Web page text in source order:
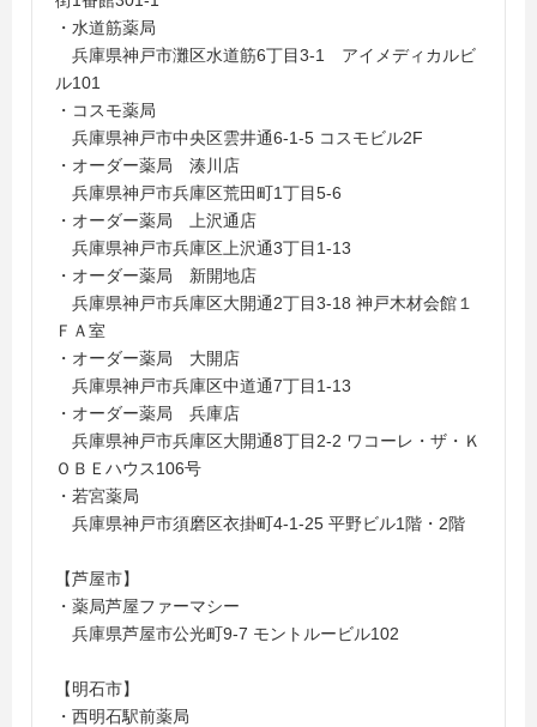
・水道筋薬局
兵庫県神戸市灘区水道筋6丁目3-1 アイメディカルビ
ル101
・コスモ薬局
兵庫県神戸市中央区雲井通6-1-5 コスモビル2F
・オーダー薬局 湊川店
兵庫県神戸市兵庫区荒田町1丁目5-6
・オーダー薬局 上沢通店
兵庫県神戸市兵庫区上沢通3丁目1-13
・オーダー薬局 新開地店
兵庫県神戸市兵庫区大開通2丁目3-18 神戸木材会館１
ＦＡ室
・オーダー薬局 大開店
兵庫県神戸市兵庫区中道通7丁目1-13
・オーダー薬局 兵庫店
兵庫県神戸市兵庫区大開通8丁目2-2 ワコーレ・ザ・Ｋ
ＯＢＥハウス106号
・若宮薬局
兵庫県神戸市須磨区衣掛町4-1-25 平野ビル1階・2階
【芦屋市】
・薬局芦屋ファーマシー
兵庫県芦屋市公光町9-7 モントルービル102
【明石市】
・西明石駅前薬局